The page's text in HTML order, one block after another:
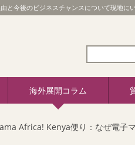
と今後のビジネスチャンスについて現地
海外展開コラム
Africa! Kenya便り：なぜ電子